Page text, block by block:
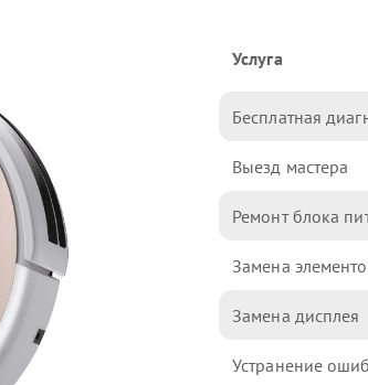
Услуга
Бесплатная
Выезд мастера
Ремонт блока
Замена
Замена дисплея
Устранение